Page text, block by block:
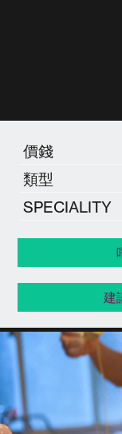
價錢
類型
SPECIALITY
建